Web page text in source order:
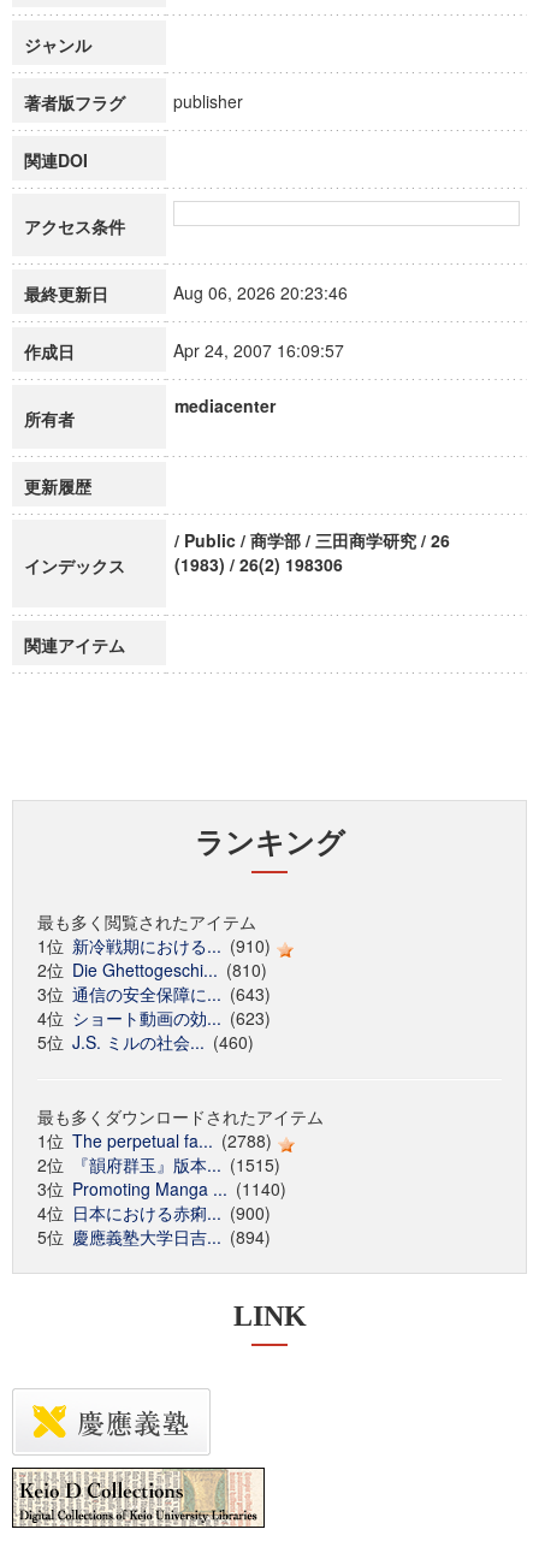
ジャンル
著者版フラグ publisher
関連DOI
アクセス条件
最終更新日 Aug 06, 2026 20:23:46
作成日 Apr 24, 2007 16:09:57
所有者
mediacenter
更新履歴
インデックス
/ Public / 商学部 / 三田商学研究 / 26
(1983) / 26(2) 198306
関連アイテム
ランキング
最も多く閲覧されたアイテム
1位 新冷戦期における... (910)
2位 Die Ghettogeschi... (810)
3位 通信の安全保障に... (643)
4位 ショート動画の効... (623)
5位 J.S. ミルの社会... (460)
最も多くダウンロードされたアイテム
1位 The perpetual fa... (2788)
2位
『韻府群玉』版本... (1515)
3位 Promoting Manga ... (1140)
4位 日本における赤痢... (900)
5位 慶應義塾大学日吉... (894)
LINK